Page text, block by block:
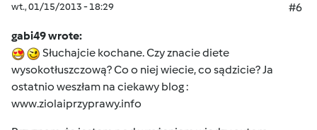
wt., 01/15/2013 - 18:29 #6
gabi49 wrote:
Słuchajcie kochane. Czy znacie diete
wysokotłuszczową? Co o niej wiecie, co sądzicie? Ja
ostatnio weszłam na ciekawy blog :
www.ziolaiprzyprawy.info